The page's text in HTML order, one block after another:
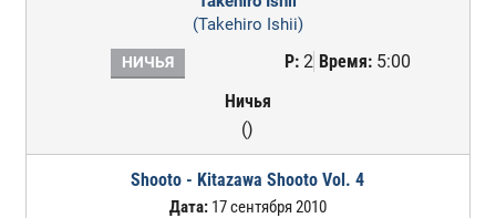
(Takehiro Ishii)
НИЧЬЯ Р:2 Время:5:00
Ничья
()
Shooto - Kitazawa Shooto Vol. 4
Дата:17 сентября 2010